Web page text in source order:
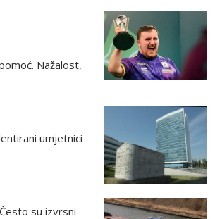
Nažalost,
umjetnici
su izvrsni